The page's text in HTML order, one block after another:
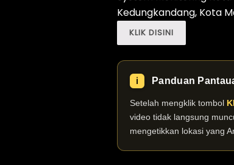
Kedungkandang, Kota
KLIK DISINI
ℹ️ Panduan
Setelah mengklik tombol
video tidak langsung
mengetikkan lokasi yang